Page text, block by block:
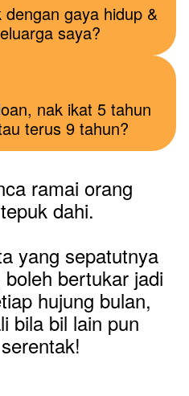
gaya hidup &
saya?
nak ikat 5 tahun
terus 9 tahun?
ramai orang
dahi.
yang sepatutnya
bertukar jadi
hujung bulan,
bila bil lain pun